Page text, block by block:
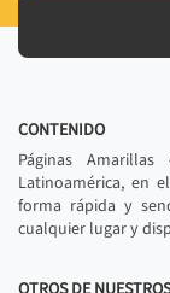
CONTENIDO
Páginas
Latinoamérica, en
forma rápida y
cualquier lugar y